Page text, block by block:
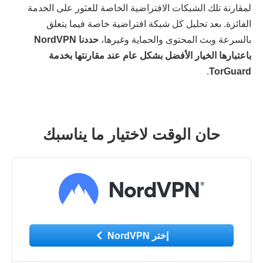
لمقارنة تلك الشبكات الافتراضية الخاصة للعثور على الخدمة
الفائزة. بعد تحليل كل شبكة افتراضية خاصة فيما يتعلق
بالسرعة وبث المحتوى والحماية وغيرها،
حددنا NordVPN
باعتبارها الخيار الأفضل بشكل عام عند مقارنتها بخدمة
TorGuard
.
حان الوقت لاختيار ما يناسبك
إختر NordVPN